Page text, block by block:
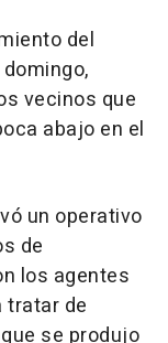
del
vecinos que
abajo en el
un operativo
de
los agentes
tratar de
se produjo